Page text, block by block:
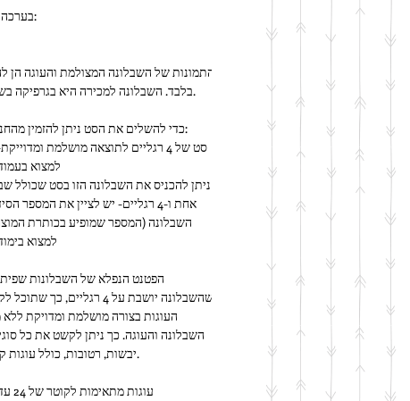
★ בערכה זו יש:
בלבד. השבלונה למכירה היא בגרפיקה בשחור לבן.
כדי להשלים את הסט ניתן להזמין מהחנות שלנו:
למצוא
למצוא
יבשות, רטובות, כולל עוגות קרם ועוד.
עוגות מתאימות לקוטר של 24 עד 28 ס"מ